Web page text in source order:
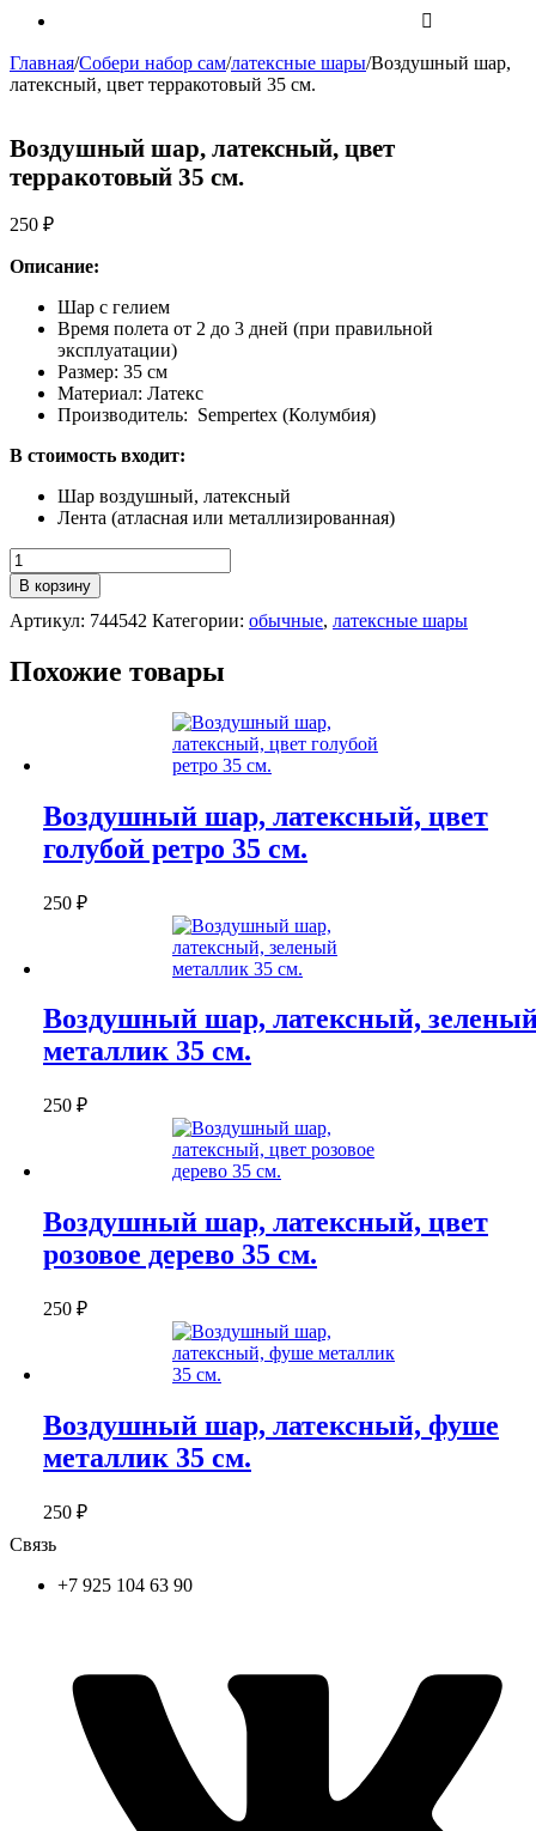
Главная/Собери набор сам/латексные шары/Воздушный шар,
латексный, цвет терракотовый 35 см.
Воздушный шар, латексный, цвет
терракотовый 35 см.
250 ₽
Описание:
Шар с гелием
Время полета от 2 до 3 дней (при правильной
эксплуатации)
Размер: 35 см
Материал: Латекс
Производитель: Sempertex (Колумбия)
В стоимость входит:
Шар воздушный, латексный
Лента (атласная или металлизированная)
Количество
Воздушный
шар,
латексный,
терракотовый
35
В корзину
Артикул: 744542 Категории: обычные, латексные шары
Похожие товары
Воздушный шар, латексный, цвет
голубой ретро 35 см.
250 ₽
Воздушный шар, латексный,
металлик 35 см.
250 ₽
Воздушный шар, латексный, цвет
розовое дерево 35 см.
250 ₽
Воздушный шар, латексный, фуше
металлик 35 см.
250 ₽
Связь
+7 925 104 63 90